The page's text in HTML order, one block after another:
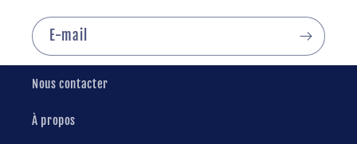
E-mail
Nous contacter
À propos